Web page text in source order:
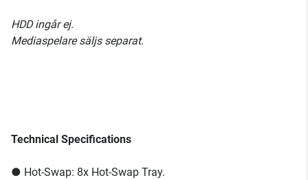
HDD ingår ej.
Mediaspelare säljs separat.
Technical Specifications
● Hot-Swap: 8x Hot-Swap Tray.